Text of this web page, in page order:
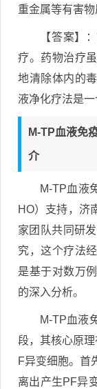
重金属等有害
【答案】
疗。药物治疗
地清除体内的
液净化疗法是一
M-TP血液免
介
M-TP血液
HO）支持，济
家团队共同研
究，这个疗法
是基于对数万
的深入分析。
M-TP血液
段，其核心原
F异变细胞。首
离出产生PF异